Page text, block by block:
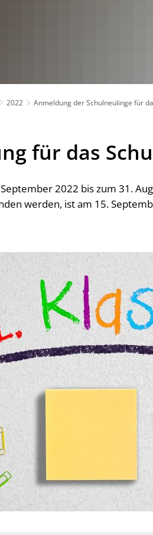
2022 Anmeldung der Schulneulinge für
für das
2022 bis zum 31.
werden, ist am 15.